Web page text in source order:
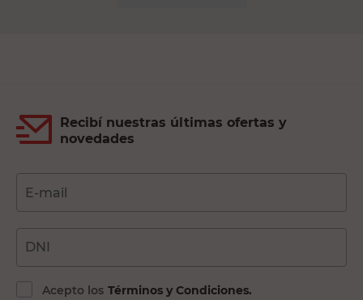
Recibí nuestras últimas ofertas y
novedades
E-mail
DNI
Acepto los Términos y Condiciones.